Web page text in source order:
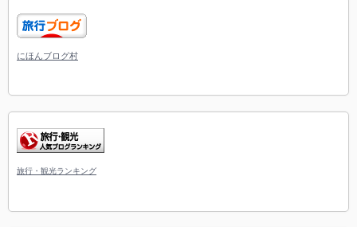
にほんブログ村
旅行・観光ランキング